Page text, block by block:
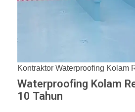
Kontraktor Waterproofing Kolam
Waterproofing Kolam
10 Tahun